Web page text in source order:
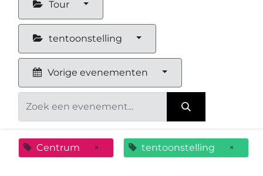
Tour
tentoonstelling
Vorige evenementen
Centrum × tentoonstelling ×